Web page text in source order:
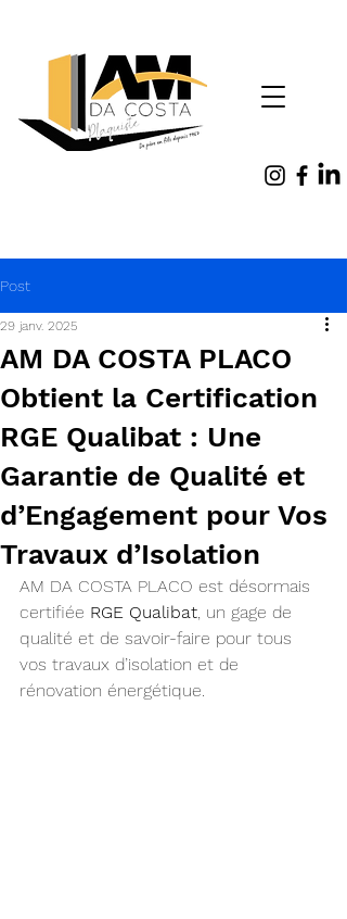
Post
AM DA COSTA PLACO
Obtient la Certification
RGE Qualibat : Une
Garantie de Qualité et
d’Engagement pour Vos
Travaux d’Isolation
29 janv. 2025
AM DA COSTA PLACO est désormais
certifiée RGE Qualibat, un gage de
qualité et de savoir-faire pour tous
vos travaux d’isolation et de
rénovation énergétique.